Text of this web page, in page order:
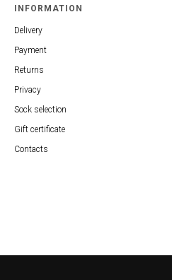
INFORMATION
Delivery
Payment
Returns
Privacy
Sock selection
Gift certificate
Contacts